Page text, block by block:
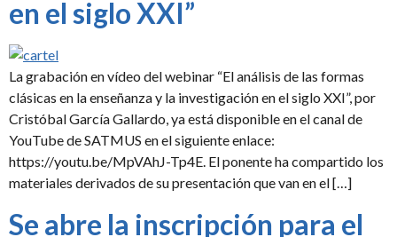
en el siglo XXI”
La grabación en vídeo del webinar “El análisis de las formas
clásicas en la enseñanza y la investigación en el siglo XXI”, por
Cristóbal García Gallardo, ya está disponible en el canal de
YouTube de SATMUS en el siguiente enlace:
https://youtu.be/MpVAhJ-Tp4E. El ponente ha compartido los
materiales derivados de su presentación que van en el […]
Se abre la inscripción para el